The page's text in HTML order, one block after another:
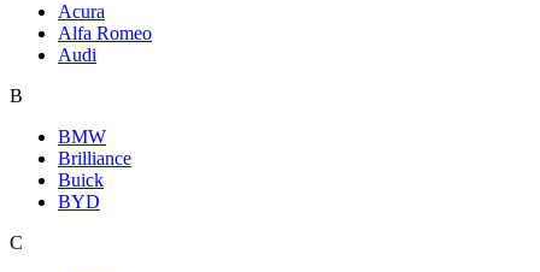
Acura
Alfa Romeo
Audi
B
BMW
Brilliance
Buick
BYD
C